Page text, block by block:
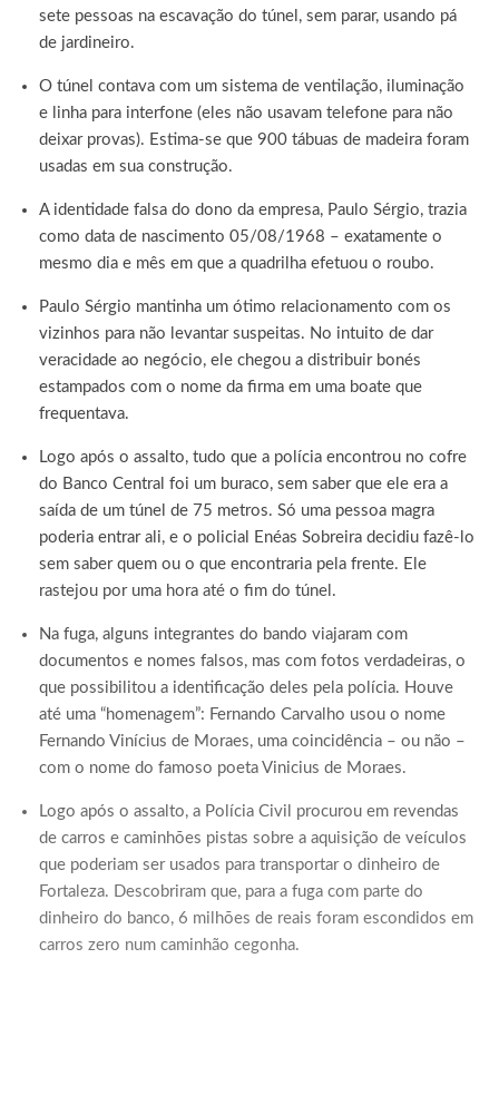
sete pessoas na escavação do túnel, sem parar, usando pá
de jardineiro.
O túnel contava com um sistema de ventilação, iluminação
e linha para interfone (eles não usavam telefone para não
deixar provas). Estima-se que 900 tábuas de madeira foram
usadas em sua construção.
A identidade falsa do dono da empresa, Paulo Sérgio, trazia
como data de nascimento 05/08/1968 – exatamente o
mesmo dia e mês em que a quadrilha efetuou o roubo.
Paulo Sérgio mantinha um ótimo relacionamento com os
vizinhos para não levantar suspeitas. No intuito de dar
veracidade ao negócio, ele chegou a distribuir bonés
estampados com o nome da firma em uma boate que
frequentava.
Logo após o assalto, tudo que a polícia encontrou no cofre
do Banco Central foi um buraco, sem saber que ele era a
saída de um túnel de 75 metros. Só uma pessoa magra
poderia entrar ali, e o policial Enéas Sobreira decidiu fazê-lo
sem saber quem ou o que encontraria pela frente. Ele
rastejou por uma hora até o fim do túnel.
Na fuga, alguns integrantes do bando viajaram com
documentos e nomes falsos, mas com fotos verdadeiras, o
que possibilitou a identificação deles pela polícia. Houve
até uma “homenagem”: Fernando Carvalho usou o nome
Fernando Vinícius de Moraes, uma coincidência – ou não –
com o nome do famoso poeta Vinicius de Moraes.
Logo após o assalto, a Polícia Civil procurou em revendas
de carros e caminhões pistas sobre a aquisição de veículos
que poderiam ser usados para transportar o dinheiro de
Fortaleza. Descobriram que, para a fuga com parte do
dinheiro do banco, 6 milhões de reais foram escondidos em
carros zero num caminhão cegonha.